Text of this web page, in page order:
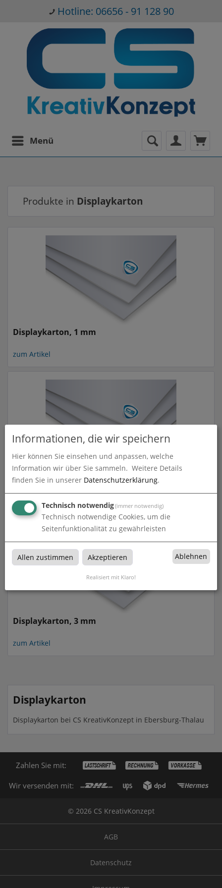
Hotline: 06656 - 91 128 90
Menü
Produkte in Displaykarton
Displaykarton, 1 mm
zum Artikel
Displaykarton, 2 mm
zum Artikel
Displaykarton, 3 mm
zum Artikel
Displaykarton
Displaykarton bei CS KreativKonzept in Ebersburg-Thalau
Zahlen Sie mit:
Wir versenden mit:
© 2026 CS KreativKonzept
AGB
Datenschutz
Informationen, die wir speichern
Hier können Sie einsehen und anpassen, welche
Information wir über Sie sammeln. Weitere Details
finden Sie in unserer Datenschutzerklärung.
Technisch notwendig(immer notwendig)
Technisch notwendige Cookies, um die
Seitenfunktionalität zu gewährleisten
Allen zustimmen Akzeptieren Ablehnen
Realisiert mit Klaro!